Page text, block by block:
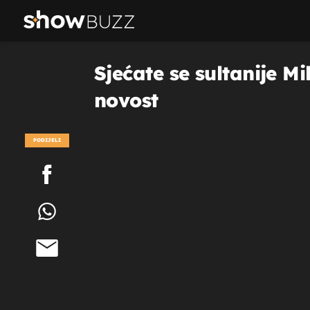
Sjećate se sultanije
novost
PODIJELI